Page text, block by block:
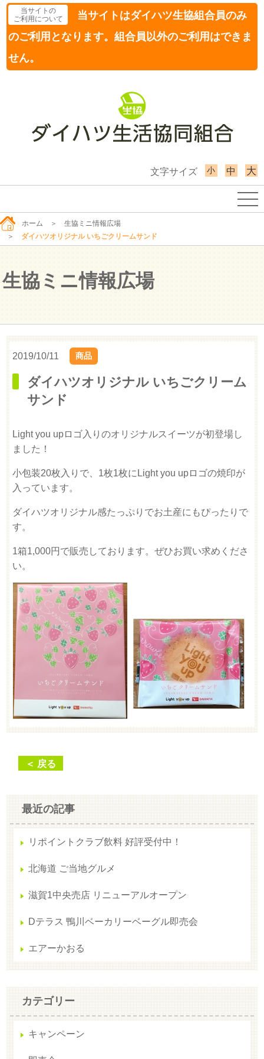
当サイトの
ご利用について
当サイトはダイハツ生協組合員のみ
のご利用となります。組合員以外のご利用はできま
せん。
文字サイズ 小 中 大
ホーム ＞
生協ミニ情報広場
＞
ダイハツオリジナル いちごクリームサンド
生協ミニ情報広場
2019/10/11 商品
ダイハツオリジナル いちごクリーム
サンド
Light you upロゴ入りのオリジナルスイーツが初登場し
ました！
小包装20枚入りで、1枚1枚にLight you upロゴの焼印が
入っています。
ダイハツオリジナル感たっぷりでお土産にもぴったりで
す。
1箱1,000円で販売しております。ぜひお買い求めくださ
い。
＜ 戻る
最近の記事
リポイントクラブ飲料 好評受付中！
北海道 ご当地グルメ
滋賀1中央売店 リニューアルオープン
Dテラス 鴨川ベーカリーベーグル即売会
エアーかおる
カテゴリー
キャンペーン